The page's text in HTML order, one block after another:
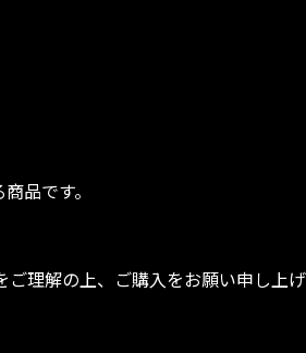
品です。
理解の上、ご購入をお願い申し上